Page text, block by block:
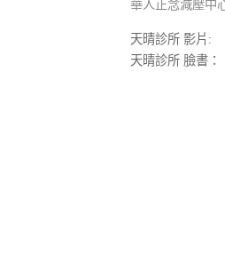
華人正念減壓中
天晴診所 影片:
天晴診所 臉書：